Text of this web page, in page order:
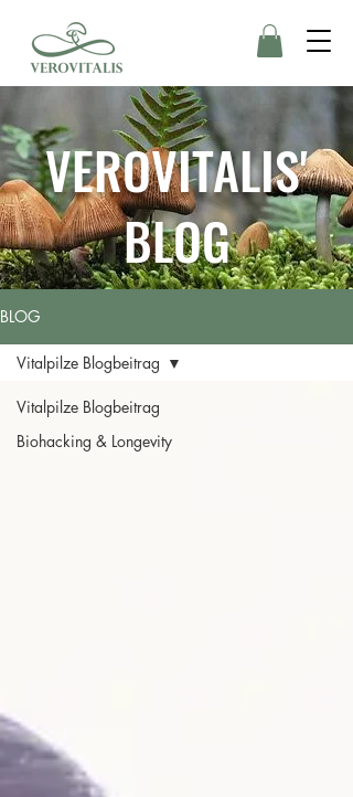
VEROVITALIS'
BLOG
BLOG
Vitalpilze Blogbeitrag
Biohacking & Longevity
Vitalpilze Blogbeitrag